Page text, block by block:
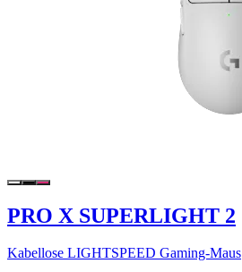
PRO X SUPERLIGHT 2
Kabellose LIGHTSPEED Gaming-Maus